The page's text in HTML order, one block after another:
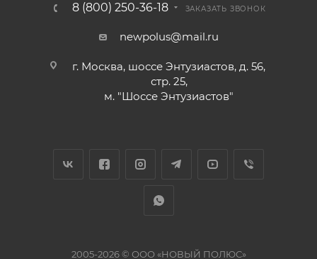
8 (800) 250-36-18 ЗАКАЗАТЬ ЗВОНОК
newpolus@mail.ru
г. Москва, шоссе Энтузиастов, д. 56,
стр. 25,
м. "Шоссе Энтузиастов"
2005-2026 © ООО «НОВЫЙ ПОЛЮС»